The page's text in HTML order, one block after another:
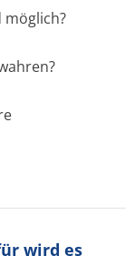
möglich?
wird es